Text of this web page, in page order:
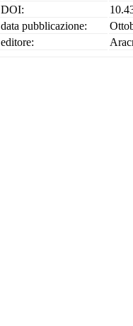
DOI:
data pubblicazione:
editore: